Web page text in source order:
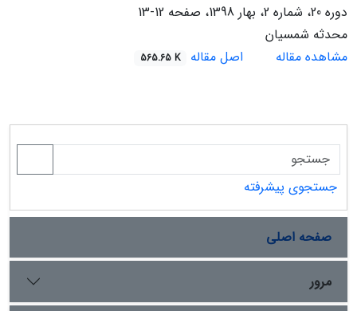
دوره 20، شماره 2، بهار 1398، صفحه
12-13
محدثه شمسیان
مشاهده مقاله
اصل مقاله 565.65 K
جستجوی پیشرفته
صفحه اصلی
مرور